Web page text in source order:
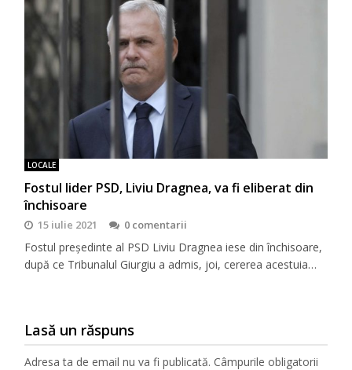
LOCALE
Fostul lider PSD, Liviu Dragnea, va fi eliberat din
închisoare
15 iulie 2021 0 comentarii
Fostul președinte al PSD Liviu Dragnea iese din închisoare,
după ce Tribunalul Giurgiu a admis, joi, cererea acestuia…
Lasă un răspuns
Adresa ta de email nu va fi publicată. Câmpurile obligatorii